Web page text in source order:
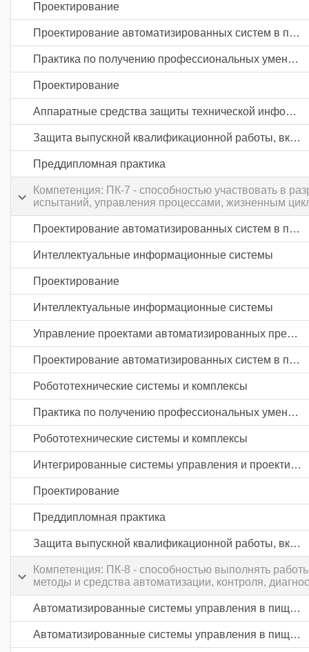
Проектирование
Проектирование автоматизированных систем в пищевой промышленности и отраслях агропромышленного комплекса
Практика по получению профессиональных умений и опыта профессиональной деятельности
Проектирование
Аппаратные средства защиты технической информации на предприятиях пищевой промышленности
Защита выпускной квалификационной работы, включая подготовку к процедуре защиты и процедуру защиты
Преддипломная практика
Компетенция: ПК-7 - способностью участвовать в
испытаний, управления процессами, жизненным
Проектирование автоматизированных систем в пищевой промышленности и отраслях агропромышленного комплекса
Интеллектуальные информационные системы
Проектирование
Интеллектуальные информационные системы
Управление проектами автоматизированных предприятий
Проектирование автоматизированных систем в пищевой промышленности и отраслях агропромышленного комплекса
Робототехнические системы и комплексы
Практика по получению профессиональных умений и опыта профессиональной деятельности
Робототехнические системы и комплексы
Интегрированные системы управления и проектирования
Проектирование
Преддипломная практика
Защита выпускной квалификационной работы, включая подготовку к процедуре защиты и процедуру защиты
Компетенция: ПК-8 - способностью выполнять
методы и средства автоматизации, контроля,
Автоматизированные системы управления в пищевой промышленности и отраслях агропромышленного комплекса
Автоматизированные системы управления в пищевой промышленности и отраслях агропромышленного комплекса